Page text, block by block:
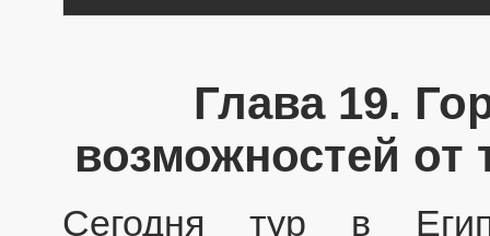
Глава 19.
возможностей от
Сегодня тур в